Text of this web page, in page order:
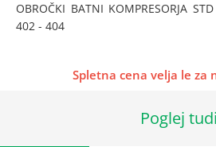
OBROČKI BATNI KOMPRESORJA
402 - 404
Spletna cena velja le za
Poglej tudi